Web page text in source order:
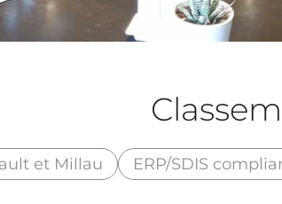
et Millau ERP/SDIS